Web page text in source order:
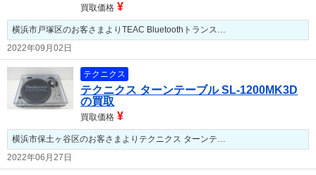
買取価格 ¥
横浜市戸塚区のお客さまよりTEAC Bluetoothトランス…
2022年09月02日
テクニクス
テクニクス ターンテーブル SL-1200MK3D
の買取
買取価格 ¥
横浜市保土ヶ谷区のお客さまよりテクニクス ターンテ…
2022年06月27日